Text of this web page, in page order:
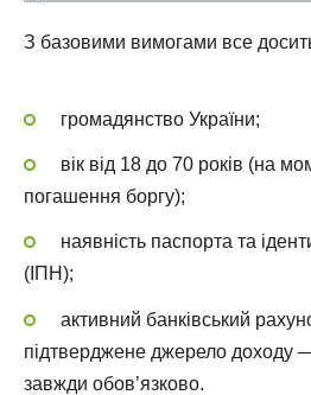
З базовими вимогами все
громадянство України;
вік від 18 до 70 років (на
погашення боргу);
наявність паспорта та
(ІПН);
активний банківський
підтверджене джерело доходу
завжди обов’язково.